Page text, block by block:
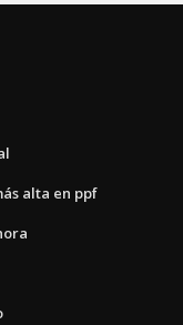
alta en ppf